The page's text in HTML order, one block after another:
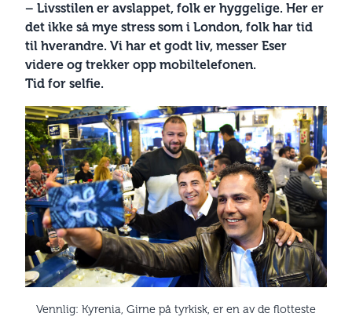
– Livsstilen er avslappet, folk er hyggelige. Her er
det ikke så mye stress som i London, folk har tid
til hverandre. Vi har et godt liv, messer Eser
videre og trekker opp mobiltelefonen.
Tid for selfie.
Vennlig: Kyrenia, Girne på tyrkisk, er en av de flotteste